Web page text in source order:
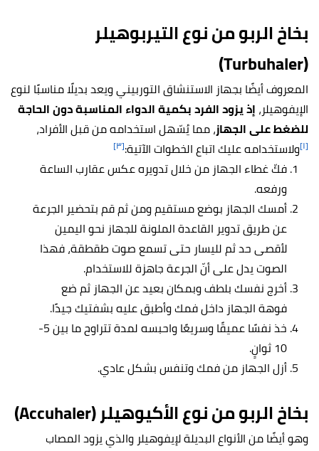
بخاخ الربو من نوع التيربوهيلر
(Turbuhaler)
المعروف أيضًا بجهاز الاستنشاق التوربيني ويعد بديلًا مناسبًا لنوع
الإيفوهيلر، إذ يزود الفرد بكمية الدواء المناسبة دون الحاجة
للضغط على الجهاز، مما يُسّهل استخدامه من قبل الأفراد،
[١] ولاستخدامه عليك اتباع الخطوات الآتية:[٣]
فكّ غطاء الجهاز من خلال تدويره عكس عقارب الساعة
ورفعه.
أمسك الجهاز بوضع مستقيم ومن ثم قم بتحضير الجرعة
عن طريق تدوير القاعدة الملونة للجهاز نحو اليمين
لأقصى حد ثم لليسار حتى تسمع صوت طقطقة، فهذا
الصوت يدل على أنّ الجرعة جاهزة للاستخدام.
أخرج نفسك بلطف وبمكان بعيد عن الجهاز ثم ضع
فوهة الجهاز داخل فمك وأطبق عليه بشفتيك جيدًا.
خذ نفسًا عميقًا وسريعًا واحبسه لمدة تتراوح ما بين 5-
10 ثوانٍ.
أزل الجهاز من فمك وتنفس بشكل عادي.
بخاخ الربو من نوع الأكيوهيلر (Accuhaler)
وهو أيضًا من الأنواع البديلة لإيفوهيلر والذي يزود المصاب